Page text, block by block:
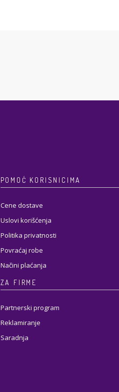
POMOĆ KORISNICIMA
Cene dostave
Uslovi korišćenja
Politika privatnosti
Povraćaj robe
Načini plaćanja
ZA FIRME
Partnerski program
Reklamiranje
Saradnja